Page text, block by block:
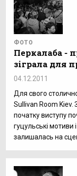
ФОТО
Перкалаба -
зіграла для
04.12.2011
Для свого
Sullivan Room Kiev.
початку виступу
гуцульські мотиви
залишалась на